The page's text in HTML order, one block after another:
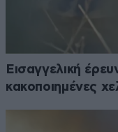
Εισαγγελική
κακοποιημένες